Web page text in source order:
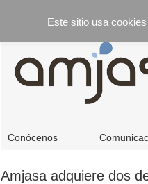
Conócenos
Amjasa adquiere dos
Este sitio usa